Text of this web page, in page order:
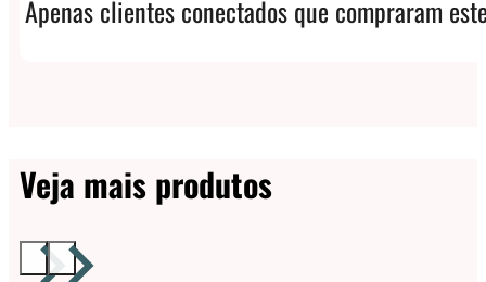
Apenas clientes conectados que compraram
Veja mais produtos